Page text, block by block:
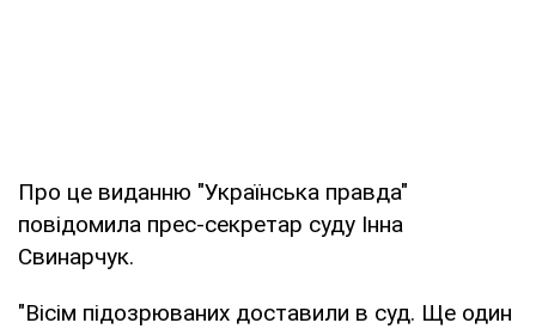
Про це виданню "Українська правда"
повідомила прес-секретар суду Інна
Свинарчук.
"Вісім підозрюваних доставили в суд. Ще один